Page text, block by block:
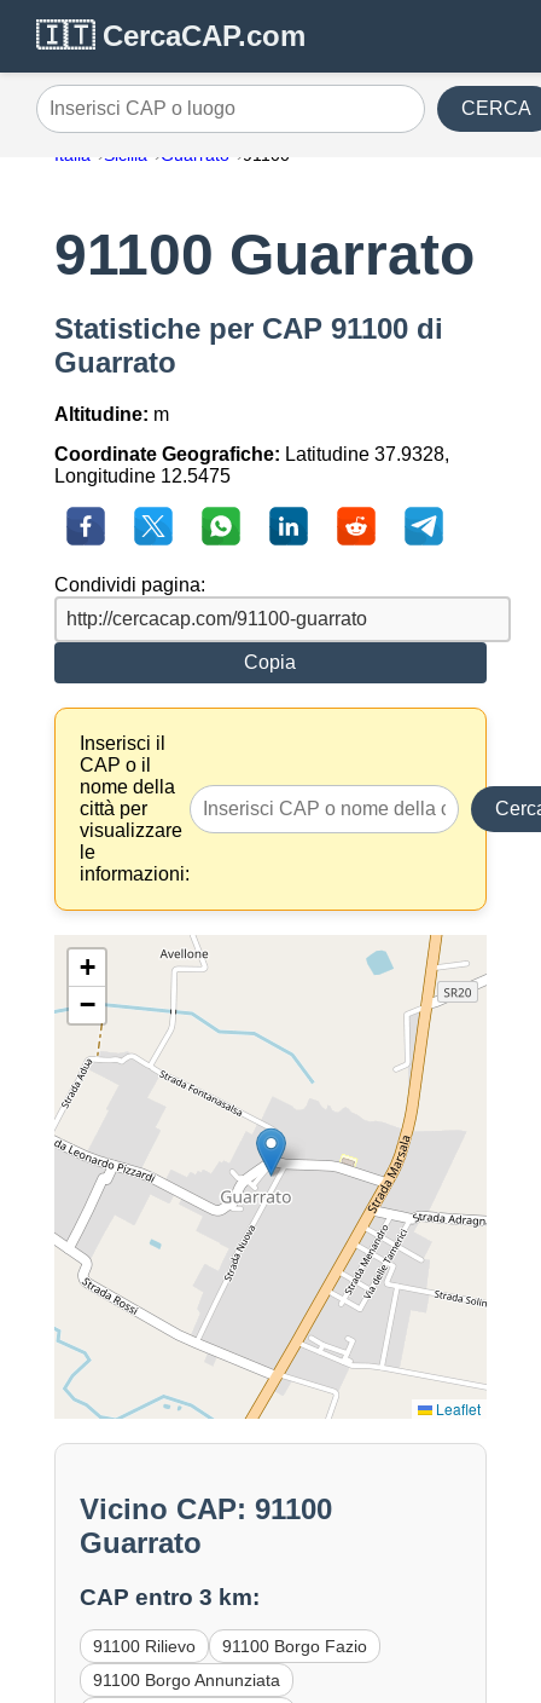
🇮🇹 CercaCAP.com
Inserisci CAP o luogo CERCA
Italia Sicilia Guarrato 91100
91100 Guarrato
Statistiche per CAP 91100 di
Guarrato
Altitudine: m
Coordinate Geografiche: Latitudine 37.9328,
Longitudine 12.5475
Condividi pagina:
Copia
Inserisci il
CAP o il
nome della
città per
visualizzare
le
informazioni:
+
−
Leaflet
Vicino CAP: 91100
Guarrato
CAP entro 3 km:
91100 Rilievo
91100 Borgo Fazio
91100 Borgo Annunziata